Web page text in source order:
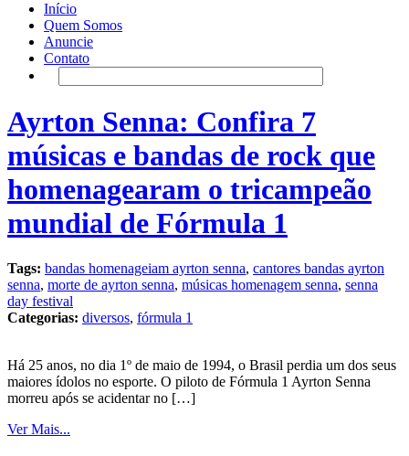
Início
Quem Somos
Anuncie
Contato
Ayrton Senna: Confira 7
músicas e bandas de rock que
homenagearam o tricampeão
mundial de Fórmula 1
Tags: bandas homenageiam ayrton senna, cantores bandas ayrton
senna, morte de ayrton senna, músicas homenagem senna, senna
day festival
Categorias: diversos, fórmula 1
Há 25 anos, no dia 1º de maio de 1994, o Brasil perdia um dos seus
maiores ídolos no esporte. O piloto de Fórmula 1 Ayrton Senna
morreu após se acidentar no […]
Ver Mais...